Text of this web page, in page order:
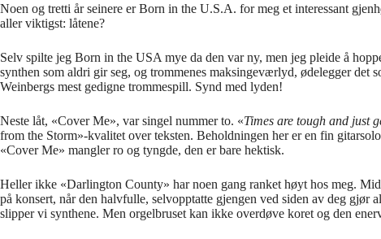
Noen og tretti år seinere er Born in the U.S.A. for meg et interessant
aller viktigst: låtene?
Selv spilte jeg Born in the USA mye da den var ny, men jeg pleide å
synthen som aldri gir seg, og trommenes maksingeværlyd, ødelegger
Weinbergs mest gedigne trommespill. Synd med lyden!
Neste låt, «Cover Me», var singel nummer to. «Times are tough and just
from the Storm»-kvalitet over teksten. Beholdningen her er en fin
«Cover Me» mangler ro og tyngde, den er bare hektisk.
Heller ikke «Darlington County» har noen gang ranket høyt hos meg.
på konsert, når den halvfulle, selvopptatte gjengen ved siden av deg gjør
slipper vi synthene. Men orgelbruset kan ikke overdøve koret og den